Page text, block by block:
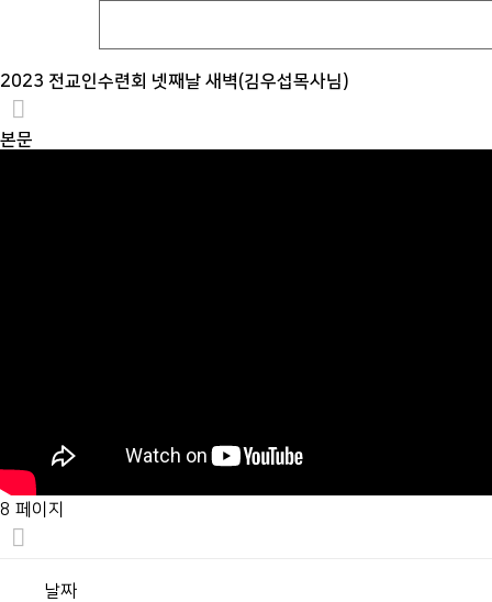
2023 전교인수련회 넷째날 새벽(김우섭목사님)
본문
8 페이지
날짜